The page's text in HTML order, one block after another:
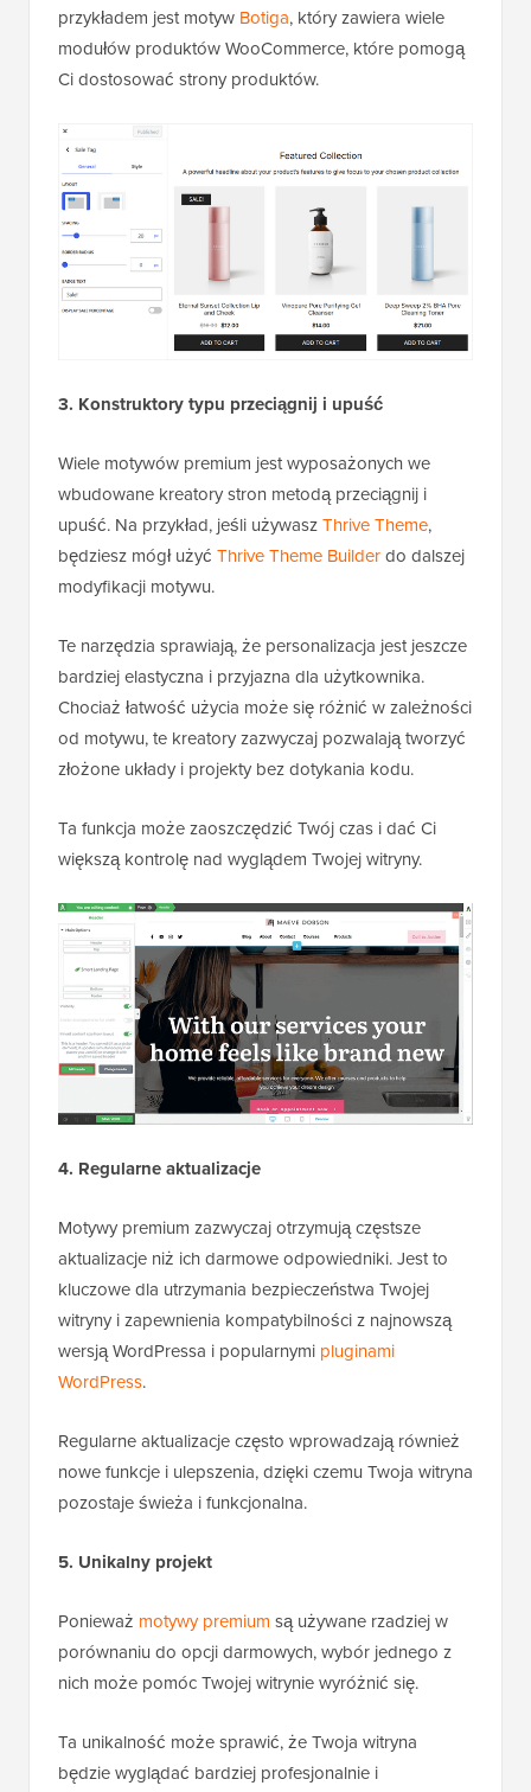
przykładem jest motyw Botiga, który zawiera wiele
modułów produktów WooCommerce, które pomogą
Ci dostosować strony produktów.
3. Konstruktory typu przeciągnij i upuść
Wiele motywów premium jest wyposażonych we
wbudowane kreatory stron metodą przeciągnij i
upuść. Na przykład, jeśli używaszThrive Theme,
będziesz mógł użyć Thrive Theme Builderdo dalszej
modyfikacji motywu.
Te narzędzia sprawiają, że personalizacja jest jeszcze
bardziej elastyczna i przyjazna dla użytkownika.
Chociaż łatwość użycia może się różnić w zależności
od motywu, te kreatory zazwyczaj pozwalają tworzyć
złożone układy i projekty bez dotykania kodu.
Ta funkcja może zaoszczędzić Twój czas i dać Ci
większą kontrolę nad wyglądem Twojej witryny.
4. Regularne aktualizacje
Motywy premium zazwyczaj otrzymują częstsze
aktualizacje niż ich darmowe odpowiedniki. Jest to
kluczowe dla utrzymania bezpieczeństwa Twojej
witryny i zapewnienia kompatybilności z najnowszą
wersją WordPressa i popularnymi pluginami
WordPress.
Regularne aktualizacje często wprowadzają również
nowe funkcje i ulepszenia, dzięki czemu Twoja witryna
pozostaje świeża i funkcjonalna.
5. Unikalny projekt
Ponieważ motywy premium są używane rzadziej w
porównaniu do opcji darmowych, wybór jednego z
nich może pomóc Twojej witrynie wyróżnić się.
Ta unikalność może sprawić, że Twoja witryna
będzie wyglądać bardziej profesjonalnie i